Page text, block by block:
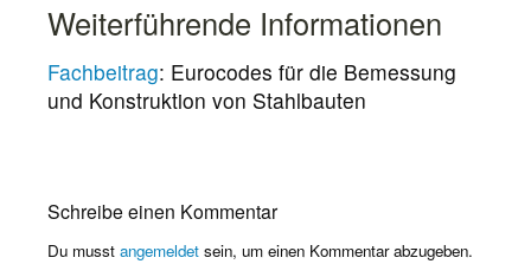
Weiterführende Informationen
Fachbeitrag: Eurocodes für die Bemessung
und Konstruktion von Stahlbauten
Schreibe einen Kommentar
Du musst angemeldet sein, um einen Kommentar abzugeben.